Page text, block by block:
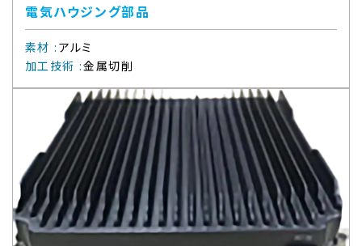
電気ハウジング部品
素材 : アルミ
加工技術 :金属切削